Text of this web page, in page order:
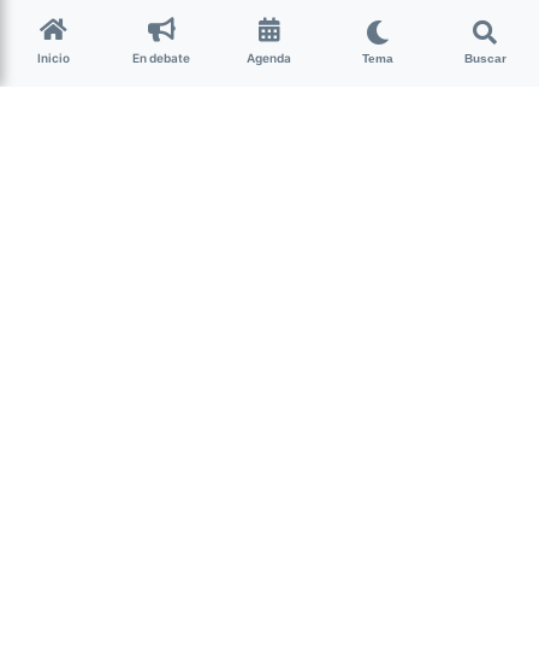
paliativa para pacientes
internados
Inicio En debate Agenda Tema Buscar